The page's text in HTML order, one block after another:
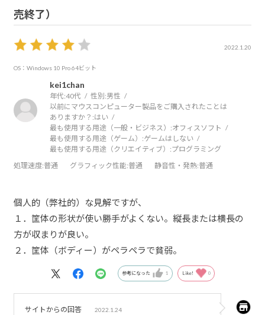
売終了）
2022.1.20
OS：Windows 10 Pro 64ビット
kei1chan
年代:40代 性別:男性
以前にマウスコンピューター製品をご購入されたことは
ありますか？:はい
最も使用する用途（一般・ビジネス）:オフィスソフト
最も使用する用途（ゲーム）:ゲームはしない
最も使用する用途（クリエイティブ）:プログラミング
処理速度:普通 グラフィック性能:普通 静音性・発熱:普通
個人的（弊社的）な見解ですが、
１．筐体の形状が使い勝手がよくない。縦長または横長の
方が収まりが良い。
２．筐体（ボディー）がペラペラで貧弱。
参考になった 1 Like! 0
サイトからの回答 2022.1.24